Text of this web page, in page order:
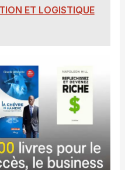
ET LOGISTIQUE